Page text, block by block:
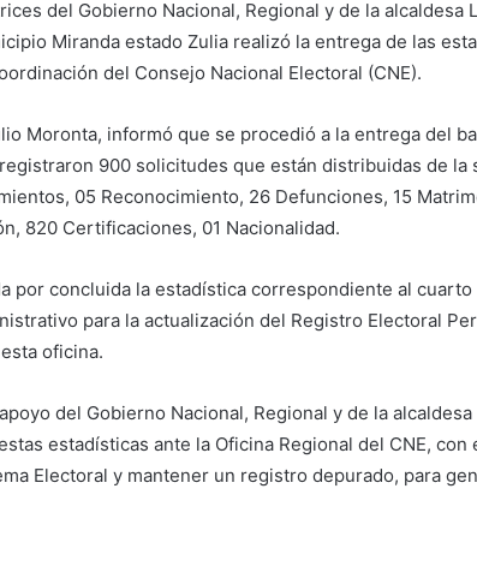
del Gobierno Nacional, Regional y de la alcaldesa
Miranda estado Zulia realizó la entrega de las
del Consejo Nacional Electoral (CNE).
Moronta, informó que se procedió a la entrega del
900 solicitudes que están distribuidas de la
05 Reconocimiento, 26 Defunciones, 15
820 Certificaciones, 01 Nacionalidad.
por concluida la estadística correspondiente al
para la actualización del Registro Electoral
oficina.
del Gobierno Nacional, Regional y de la
estadísticas ante la Oficina Regional del CNE, con
Electoral y mantener un registro depurado, para